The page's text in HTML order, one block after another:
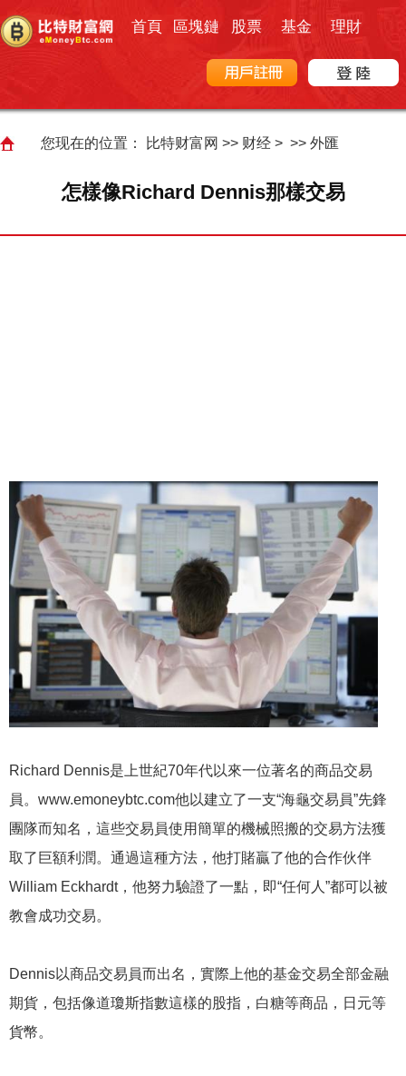
首頁 區塊鏈 股票 基金 理財
您现在的位置： 比特财富网 >> 财经> >> 外匯
怎樣像Richard Dennis那樣交易
Richard Dennis是上世紀70年代以來一位著名的商品交易
員。www.emoneybtc.com他以建立了一支“海龜交易員”先鋒
團隊而知名，這些交易員使用簡單的機械照搬的交易方法獲
取了巨額利潤。通過這種方法，他打賭贏了他的合作伙伴
William Eckhardt，他努力驗證了一點，即“任何人”都可以被
教會成功交易。
Dennis以商品交易員而出名，實際上他的基金交易全部金融
期貨，包括像道瓊斯指數這樣的股指，白糖等商品，日元等
貨幣。